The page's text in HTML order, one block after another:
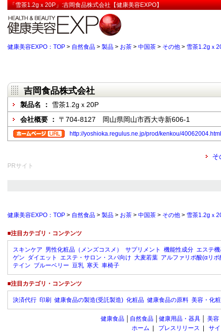
「雪茶1.2gｘ20P」:吉岡食品株式会社【健康美容EXPO】
健康美容EXPO：TOP > 自然食品 > 製品 > お茶 > 中国茶 > その他 > 雪茶1.2gｘ
吉岡食品株式会社
製品名 ： 雪茶1.2gｘ20P
会社概要 ： 〒704-8127 岡山県岡山市西大寺新606-1
http://yoshioka.regulus.ne.jp/prod/kenkou/40062004.html
そ
PRサイト
健康美容EXPO：TOP > 自然食品 > 製品 > お茶 > 中国茶 > その他 > 雪茶1.2gｘ
■注目カテゴリ・コンテンツ
スキンケア 男性化粧品（メンズコスメ） サプリメント 機能性成分 エステ
ゲン ダイエット エステ・サロン・スパ向け 大麦若葉 アルファリポ酸(αリポ
テイン ブルーベリー 豆乳 寒天 車椅子
■注目カテゴリ・コンテンツ
決済代行 印刷 健康食品の製造(受託製造) 化粧品 健康食品の原料 美容・化
健康食品 自然食品 健康用品・器具 美容
ホーム
プレスリリース
サ